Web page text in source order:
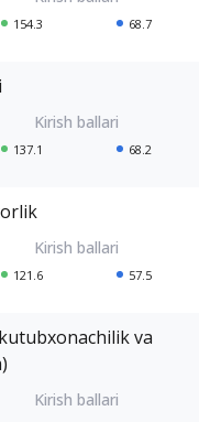
154.3 68.7
137.1 68.2
121.6 57.5
va